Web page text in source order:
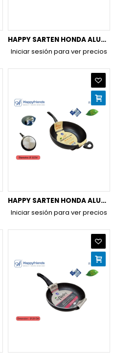
HAPPY SARTEN HONDA ALUM.INDUC. 26CM
Iniciar sesión para ver precios
HAPPY SARTEN HONDA ALUM.INDUC. 32CM
Iniciar sesión para ver precios